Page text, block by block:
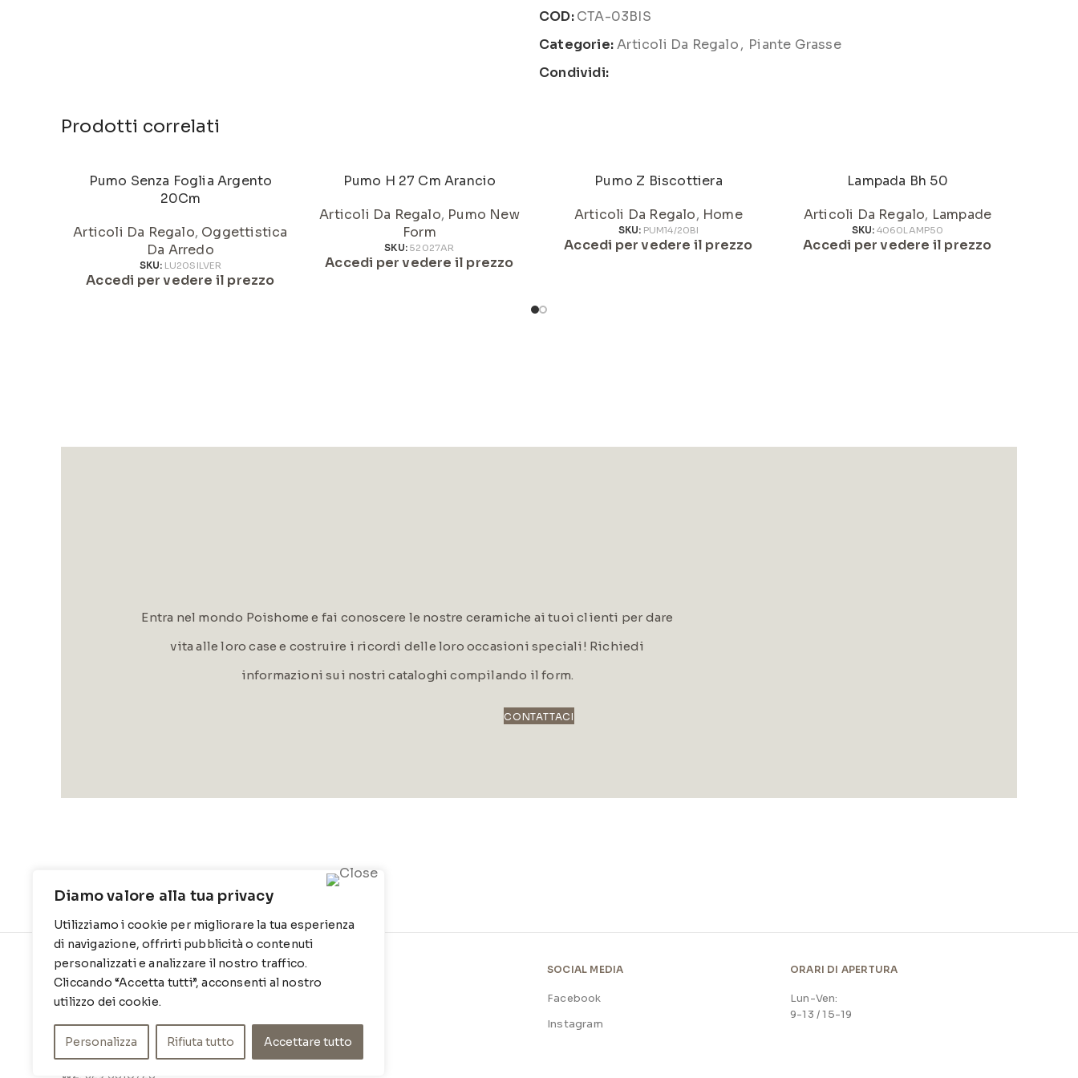
Diamo valore alla tua privacy
Utilizziamo i cookie per migliorare la tua esperienza
di navigazione, offrirti pubblicità o contenuti
personalizzati e analizzare il nostro traffico.
Cliccando “Accetta tutti”, acconsenti al nostro
utilizzo dei cookie.
Personalizza Rifiuta tutto Accettare tutto
COD:CTA-03BIS
Categorie: Articoli Da Regalo, Piante Grasse
Condividi:
Prodotti correlati
Pumo Senza Foglia Argento
20Cm
Articoli Da Regalo, Oggettistica
Da Arredo
SKU: LU20SILVER
Accedi per vedere il prezzo
Pumo H 27 Cm Arancio
Articoli Da Regalo, Pumo New
Form
SKU: 52027AR
Accedi per vedere il prezzo
Pumo Z Biscottiera
Articoli Da Regalo, Home
SKU: PUM14/20BI
Accedi per vedere il prezzo
Lampada Bh 50
Articoli Da Regalo, Lampade
SKU: 4060LAMP50
Accedi per vedere il prezzo
Entra nel mondo Poishome e fai conoscere le nostre ceramiche ai tuoi clienti per dare
vita alle loro case e costruire i ricordi delle loro occasioni speciali! Richiedi
informazioni sui nostri cataloghi compilando il form.
CONTATTACI
CONTATTI
Contrada Locosantissimo 1316 - 70044
T: 080 917 78 89
WZ : 329 6510725
INFO
Cookie Policy
Privacy Policy
SOCIAL MEDIA
Facebook
Instagram
ORARI DI APERTURA
Lun-Ven:
9-13 / 15-19